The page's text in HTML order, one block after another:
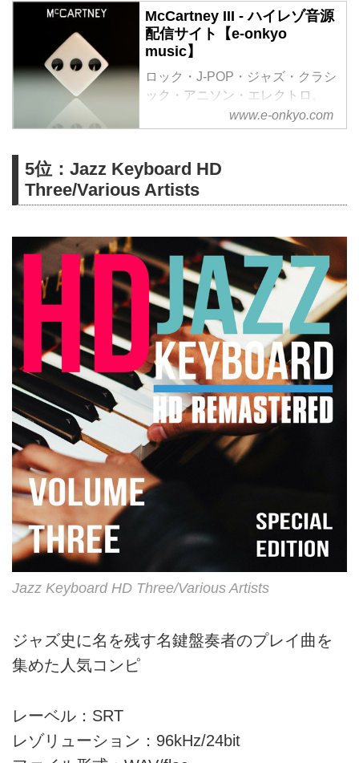
McCartney III - ハイレゾ音源
配信サイト【e-onkyo
music】
ロック・J-POP・ジャズ・クラシ
ック・アニソン・エレクトロ。
様々なジャンルをハイレゾで配信
中。WAV・flac・DSDなど各種フ
聴くならe-onkyo music！
www.e-onkyo.com
5位：Jazz Keyboard HD
Three/Various Artists
Jazz Keyboard HD Three/Various Artists
ジャズ史に名を残す名鍵盤奏者のプレイ曲を
集めた人気コンピ
レーベル：SRT
レゾリューション：96kHz/24bit